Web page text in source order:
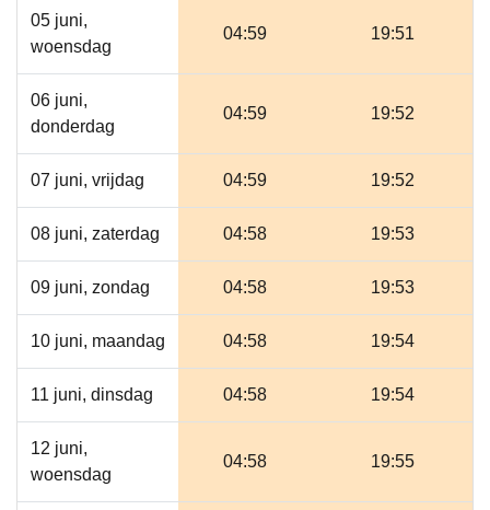
05 juni,
woensdag
04:59 19:51
06 juni,
donderdag
04:59 19:52
07 juni, vrijdag 04:59 19:52
08 juni, zaterdag 04:58 19:53
09 juni, zondag 04:58 19:53
10 juni, maandag 04:58 19:54
11 juni, dinsdag 04:58 19:54
12 juni,
woensdag
04:58 19:55